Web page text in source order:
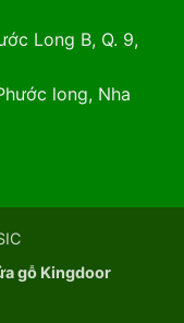
Long B, Q. 9,
long, Nha
gỗ Kingdoor